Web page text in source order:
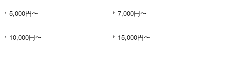
5,000円〜 7,000円〜
10,000円〜 15,000円〜